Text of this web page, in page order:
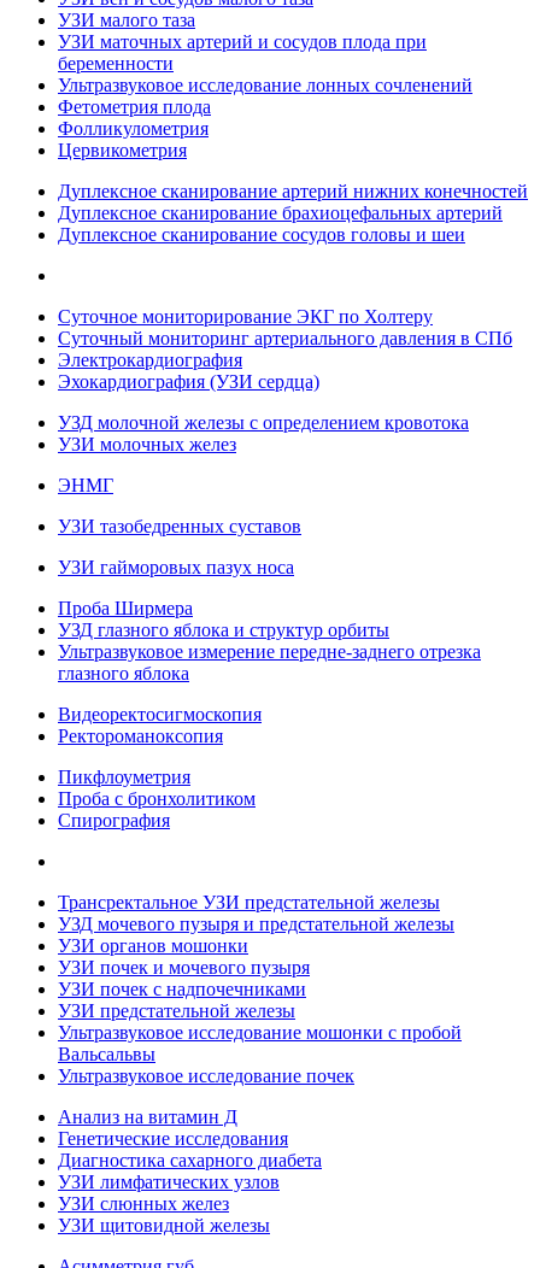
УЗИ малого таза
УЗИ маточных артерий и сосудов плода при
беременности
Ультразвуковое исследование лонных сочленений
Фетометрия плода
Фолликулометрия
Цервикометрия
Дуплексное сканирование артерий нижних конечностей
Дуплексное сканирование брахиоцефальных артерий
Дуплексное сканирование сосудов головы и шеи
Суточное мониторирование ЭКГ по Холтеру
Суточный мониторинг артериального давления в СПб
Электрокардиография
Эхокардиография (УЗИ сердца)
УЗД молочной железы с определением кровотока
УЗИ молочных желез
ЭНМГ
УЗИ тазобедренных суставов
УЗИ гайморовых пазух носа
Проба Ширмера
УЗД глазного яблока и структур орбиты
Ультразвуковое измерение передне-заднего отрезка
глазного яблока
Видеоректосигмоскопия
Ректороманоксопия
Пикфлоуметрия
Проба с бронхолитиком
Спирография
Трансректальное УЗИ предстательной железы
УЗД мочевого пузыря и предстательной железы
УЗИ органов мошонки
УЗИ почек и мочевого пузыря
УЗИ почек с надпочечниками
УЗИ предстательной железы
Ультразвуковое исследование мошонки с пробой
Вальсальвы
Ультразвуковое исследование почек
Анализ на витамин Д
Генетические исследования
Диагностика сахарного диабета
УЗИ лимфатических узлов
УЗИ слюнных желез
УЗИ щитовидной железы